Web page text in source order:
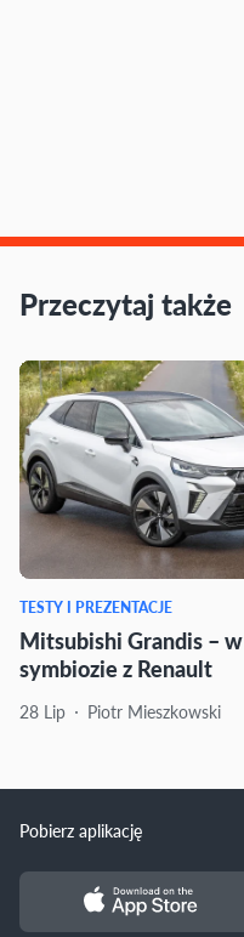
Przeczytaj także
TESTY I PREZENTACJE
Mitsubishi Grandis – w
symbiozie z Renault
28 Lip Piotr Mieszkowski
Pobierz aplikację